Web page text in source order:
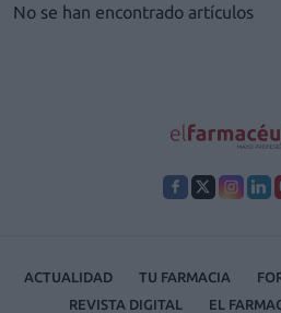
No se han encontrado artículos
ACTUALIDAD TU FARMACIA
REVISTA DIGITAL
EL